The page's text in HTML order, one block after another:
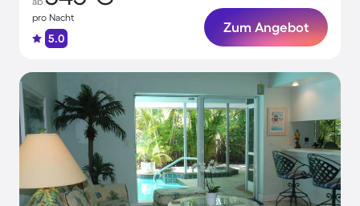
pro Nacht
5.0
Zum Angebot